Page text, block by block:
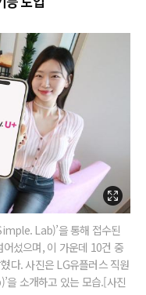
Lab)’을 통해 접수된
섰으며, 이 가운데 10건 중
다. 사진은 LG유플러스 직원
을 소개하고 있는 모습.[사진